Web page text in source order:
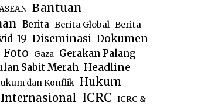
Bantuan
Berita Berita Global Berita
19 Diseminasi Dokumen
Foto Gaza Gerakan Palang
Sabit Merah Headline
dan Konflik Hukum
ICRC ICRC &